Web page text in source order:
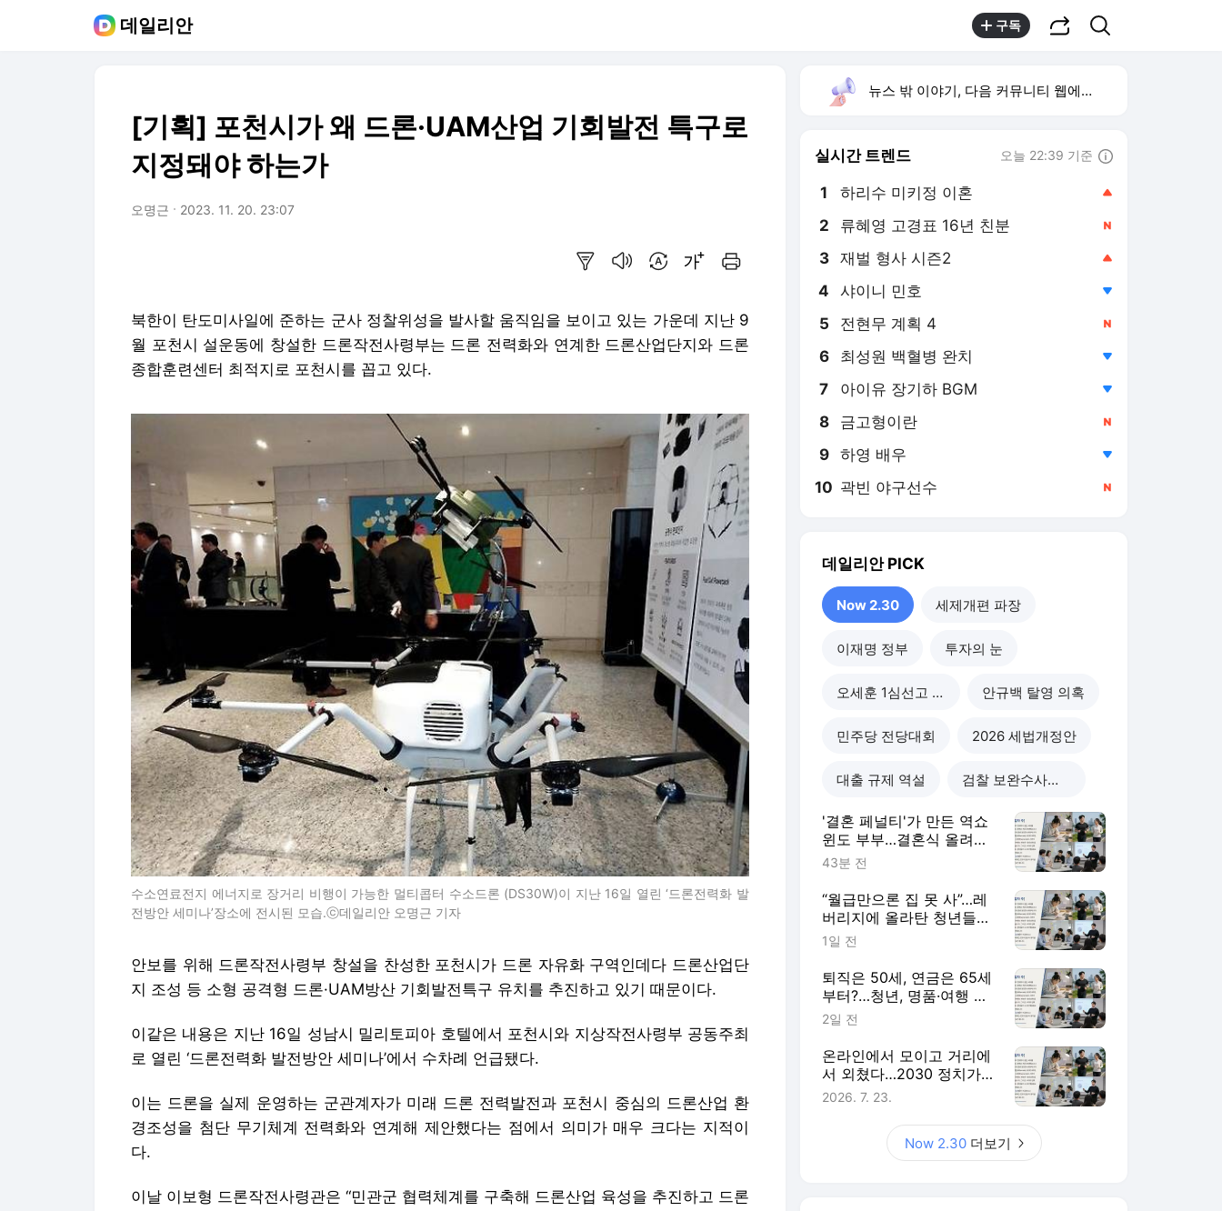
데일리안 구독
[기획] 포천시가 왜 드론·UAM산업 기회발전 특구로
지정돼야 하는가
오명근 2023. 11. 20. 23:07
북한이 탄도미사일에 준하는 군사 정찰위성을 발사할 움직임을 보이고 있는 가운데 지난 9
월 포천시 설운동에 창설한 드론작전사령부는 드론 전력화와 연계한 드론산업단지와 드론
종합훈련센터 최적지로 포천시를 꼽고 있다.
수소연료전지 에너지로 장거리 비행이 가능한 멀티콥터 수소드론 (DS30W)이 지난 16일 열린 ‘드론전력화 발
전방안 세미나’장소에 전시된 모습.ⓒ데일리안 오명근 기자
안보를 위해 드론작전사령부 창설을 찬성한 포천시가 드론 자유화 구역인데다 드론산업단
지 조성 등 소형 공격형 드론·UAM방산 기회발전특구 유치를 추진하고 있기 때문이다.
이같은 내용은 지난 16일 성남시 밀리토피아 호텔에서 포천시와 지상작전사령부 공동주최
로 열린 ‘드론전력화 발전방안 세미나’에서 수차례 언급됐다.
이는 드론을 실제 운영하는 군관계자가 미래 드론 전력발전과 포천시 중심의 드론산업 환
경조성을 첨단 무기체계 전력화와 연계해 제안했다는 점에서 의미가 매우 크다는 지적이
다.
이날 이보형 드론작전사령관은 “민관군 협력체계를 구축해 드론산업 육성을 추진하고 드론
뉴스 밖 이야기, 다음 커뮤니티 웹에서 보기
실시간 트렌드 오늘 22:39 기준
1 하리수 미키정 이혼
2 류혜영 고경표 16년 친분
3 재벌 형사 시즌2
4 샤이니 민호
5 전현무 계획 4
6 최성원 백혈병 완치
7 아이유 장기하 BGM
8 금고형이란
9 하영 배우
10 곽빈 야구선수
데일리안PICK
Now 2.30 세제개편 파장
이재명 정부 투자의 눈
오세훈 1심선고 이후 안규백 탈영 의혹
민주당 전당대회 2026 세법개정안
대출 규제 역설 검찰 보완수사권 폐지
'결혼 페널티'가 만든 역쇼
윈도 부부…결혼식 올려도
혼인신고 미룬다 [Now
43분 전
“월급만으론 집 못 사”…레
버리지에 올라탄 청년들
[Now 2.30]
1일 전
퇴직은 50세, 연금은 65세
부터?…청년, 명품·여행 대
신 노후준비 [Now 2.30]
2일 전
온라인에서 모이고 거리에
서 외쳤다…2030 정치가
달라졌다 [Now 2.30]
2026. 7. 23.
Now 2.30 더보기